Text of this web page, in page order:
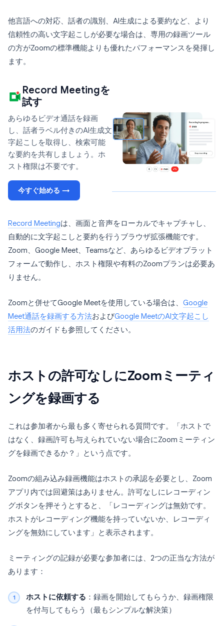
他言語への対応、話者の識別、AI生成による要約など、より
信頼性の高い文字起こしが必要な場合は、専用の録画ツール
の方がZoomの標準機能よりも優れたパフォーマンスを発揮し
ます。
Record Meetingを
試す
あらゆるビデオ通話を録画
し、話者ラベル付きのAI生成文
字起こしを取得し、検索可能
な要約を共有しましょう。ホ
スト権限は不要です。
今すぐ始める →
Record Meetingは、画面と音声をローカルでキャプチャし、
自動的に文字起こしと要約を行うブラウザ拡張機能です。
Zoom、Google Meet、Teamsなど、あらゆるビデオプラット
フォームで動作し、ホスト権限や有料のZoomプランは必要あ
りません。
Zoomと併せてGoogle Meetを使用している場合は、 Google
Meet通話を録画する方法およびGoogle MeetのAI文字起こし
活用法のガイドも参照してください。
ホストの許可なしにZoomミーティ
ングを録画する
これは参加者から最も多く寄せられる質問です。「ホストで
はなく、録画許可も与えられていない場合にZoomミーティン
グを録画できるか？」という点です。
Zoomの組み込み録画機能はホストの承認を必要とし、Zoom
アプリ内では回避策はありません。許可なしにレコーディン
グボタンを押そうとすると、「レコーディングは無効です。
ホストがレコーディング機能を持っていないか、レコーディ
ングを無効にしています」と表示されます。
ミーティングの記録が必要な参加者には、2つの正当な方法が
あります：
ホストに依頼する ：録画を開始してもらうか、録画権限
を付与してもらう（最もシンプルな解決策）